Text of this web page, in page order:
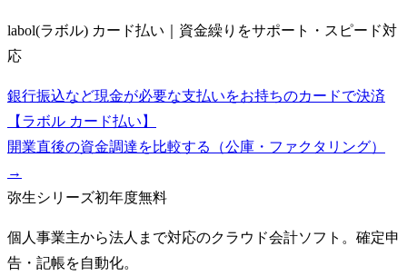
labol(ラボル) カード払い｜資金繰りをサポート・スピード対
応
銀行振込など現金が必要な支払いをお持ちのカードで決済
【ラボル カード払い】
開業直後の資金調達を比較する（公庫・ファクタリング）
→
弥生シリーズ初年度無料
個人事業主から法人まで対応のクラウド会計ソフト。確定申
告・記帳を自動化。